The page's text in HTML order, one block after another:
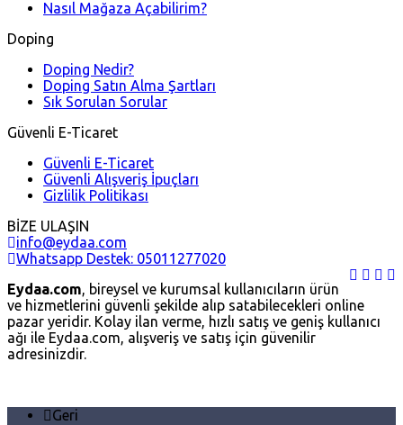
Nasıl Mağaza Açabilirim?
Doping
Doping Nedir?
Doping Satın Alma Şartları
Sık Sorulan Sorular
Güvenli E-Ticaret
Güvenli E-Ticaret
Güvenli Alışveriş İpuçları
Gizlilik Politikası
BİZE ULAŞIN
info@eydaa.com
Whatsapp Destek: 05011277020
Eydaa.com, bireysel ve kurumsal kullanıcıların ürün
ve hizmetlerini güvenli şekilde alıp satabilecekleri online
pazar yeridir. Kolay ilan verme, hızlı satış ve geniş kullanıcı
ağı ile Eydaa.com, alışveriş ve satış için güvenilir
adresinizdir.
Geri